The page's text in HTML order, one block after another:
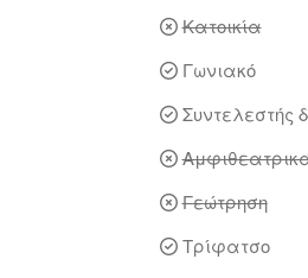
Κατοικία
Γωνιακό
Συντελεστής
Γεώτρηση
Τρίφατσο